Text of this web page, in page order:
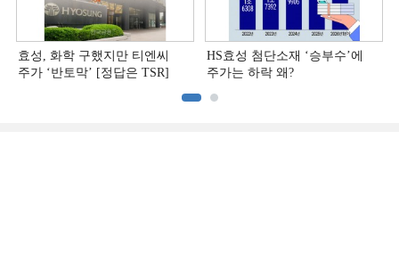
효성, 화학 구했지만 티엔씨
주가 ‘반토막’ [정답은 TSR]
HS효성 첨단소재 ‘승부수’에
주가는 하락 왜?